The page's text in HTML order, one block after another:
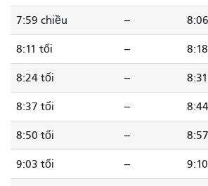
7:59 chiều --
8:11 tối --
8:24 tối --
8:37 tối --
8:50 tối --
9:03 tối --